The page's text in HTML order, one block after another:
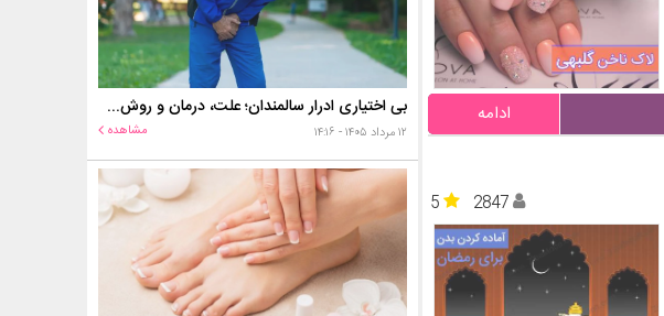
ادامه
5
2847
بی اختیاری ادرار سالمندان؛ علت، درمان و روش‌های کنترل در منزل
۱۲ مرداد ۱۴۰۵ - ۱۴:۱۶ مشاهده